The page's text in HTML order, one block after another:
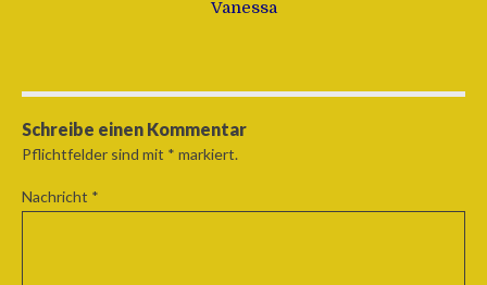
Vanessa
Schreibe einen Kommentar
Pflichtfelder sind mit * markiert.
Nachricht *